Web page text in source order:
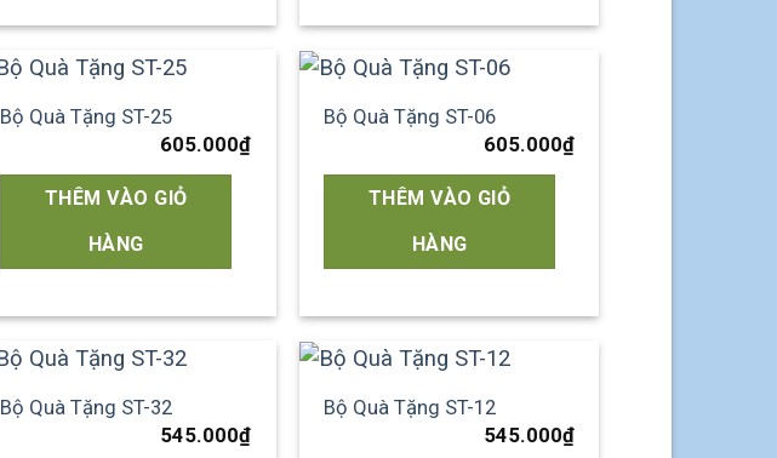
wishlist
Bộ Quà Tặng ST-25
605.000₫
THÊM VÀO GIỎ
HÀNG
wishlist
Bộ Quà Tặng ST-06
605.000₫
THÊM VÀO GIỎ
HÀNG
wishlist
Bộ Quà Tặng ST-32
545.000₫
wishlist
Bộ Quà Tặng ST-12
545.000₫